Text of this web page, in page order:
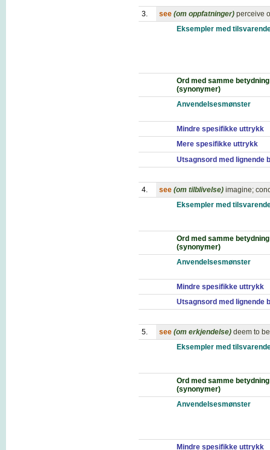
3. see (om oppfatninger) perceive
Eksempler med
Ord med samme betydning
(synonymer)
Anvendelsesmønster
Mindre spesifikke uttrykk
Mere spesifikke uttrykk
Utsagnsord med lignende
4. see (om tilblivelse) imagine;
Eksempler med
Ord med samme betydning
(synonymer)
Anvendelsesmønster
Mindre spesifikke uttrykk
Utsagnsord med lignende
5. see (om erkjendelse) deem to be
Eksempler med
Ord med samme betydning
(synonymer)
Anvendelsesmønster
Mindre spesifikke uttrykk